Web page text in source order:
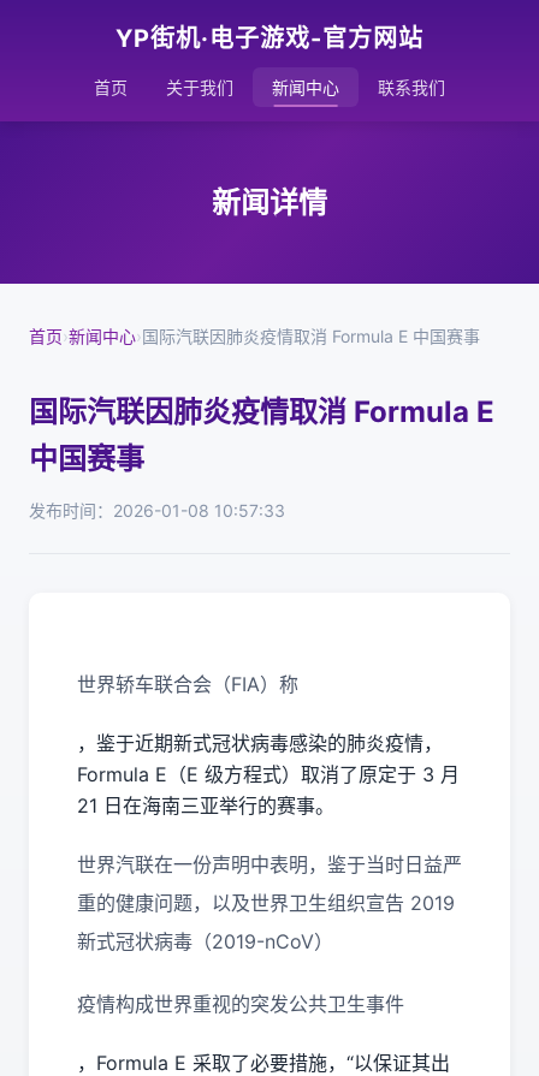
YP街机·电子游戏-官方网站
首页 关于我们 新闻中心 联系我们
新闻详情
首页›新闻中心›国际汽联因肺炎疫情取消 Formula E 中国赛事
国际汽联因肺炎疫情取消 Formula E
中国赛事
发布时间：2026-01-08 10:57:33
世界轿车联合会（FIA）称
，鉴于近期新式冠状病毒感染的肺炎疫情，
Formula E（E 级方程式）取消了原定于 3 月
21 日在海南三亚举行的赛事。
世界汽联在一份声明中表明，鉴于当时日益严
重的健康问题，以及世界卫生组织宣告 2019
新式冠状病毒（2019-nCoV）
疫情构成世界重视的突发公共卫生事件
，Formula E 采取了必要措施，“以保证其出